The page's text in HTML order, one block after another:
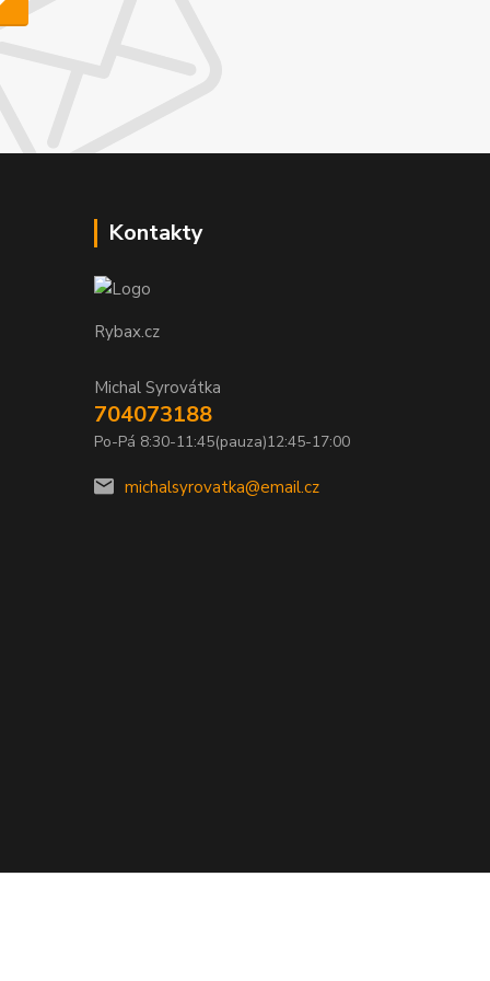
Kontakty
Rybax.cz
Michal Syrovátka
704073188
Po-Pá 8:30-11:45(pauza)12:45-17:00
michalsyrovatka@email.cz